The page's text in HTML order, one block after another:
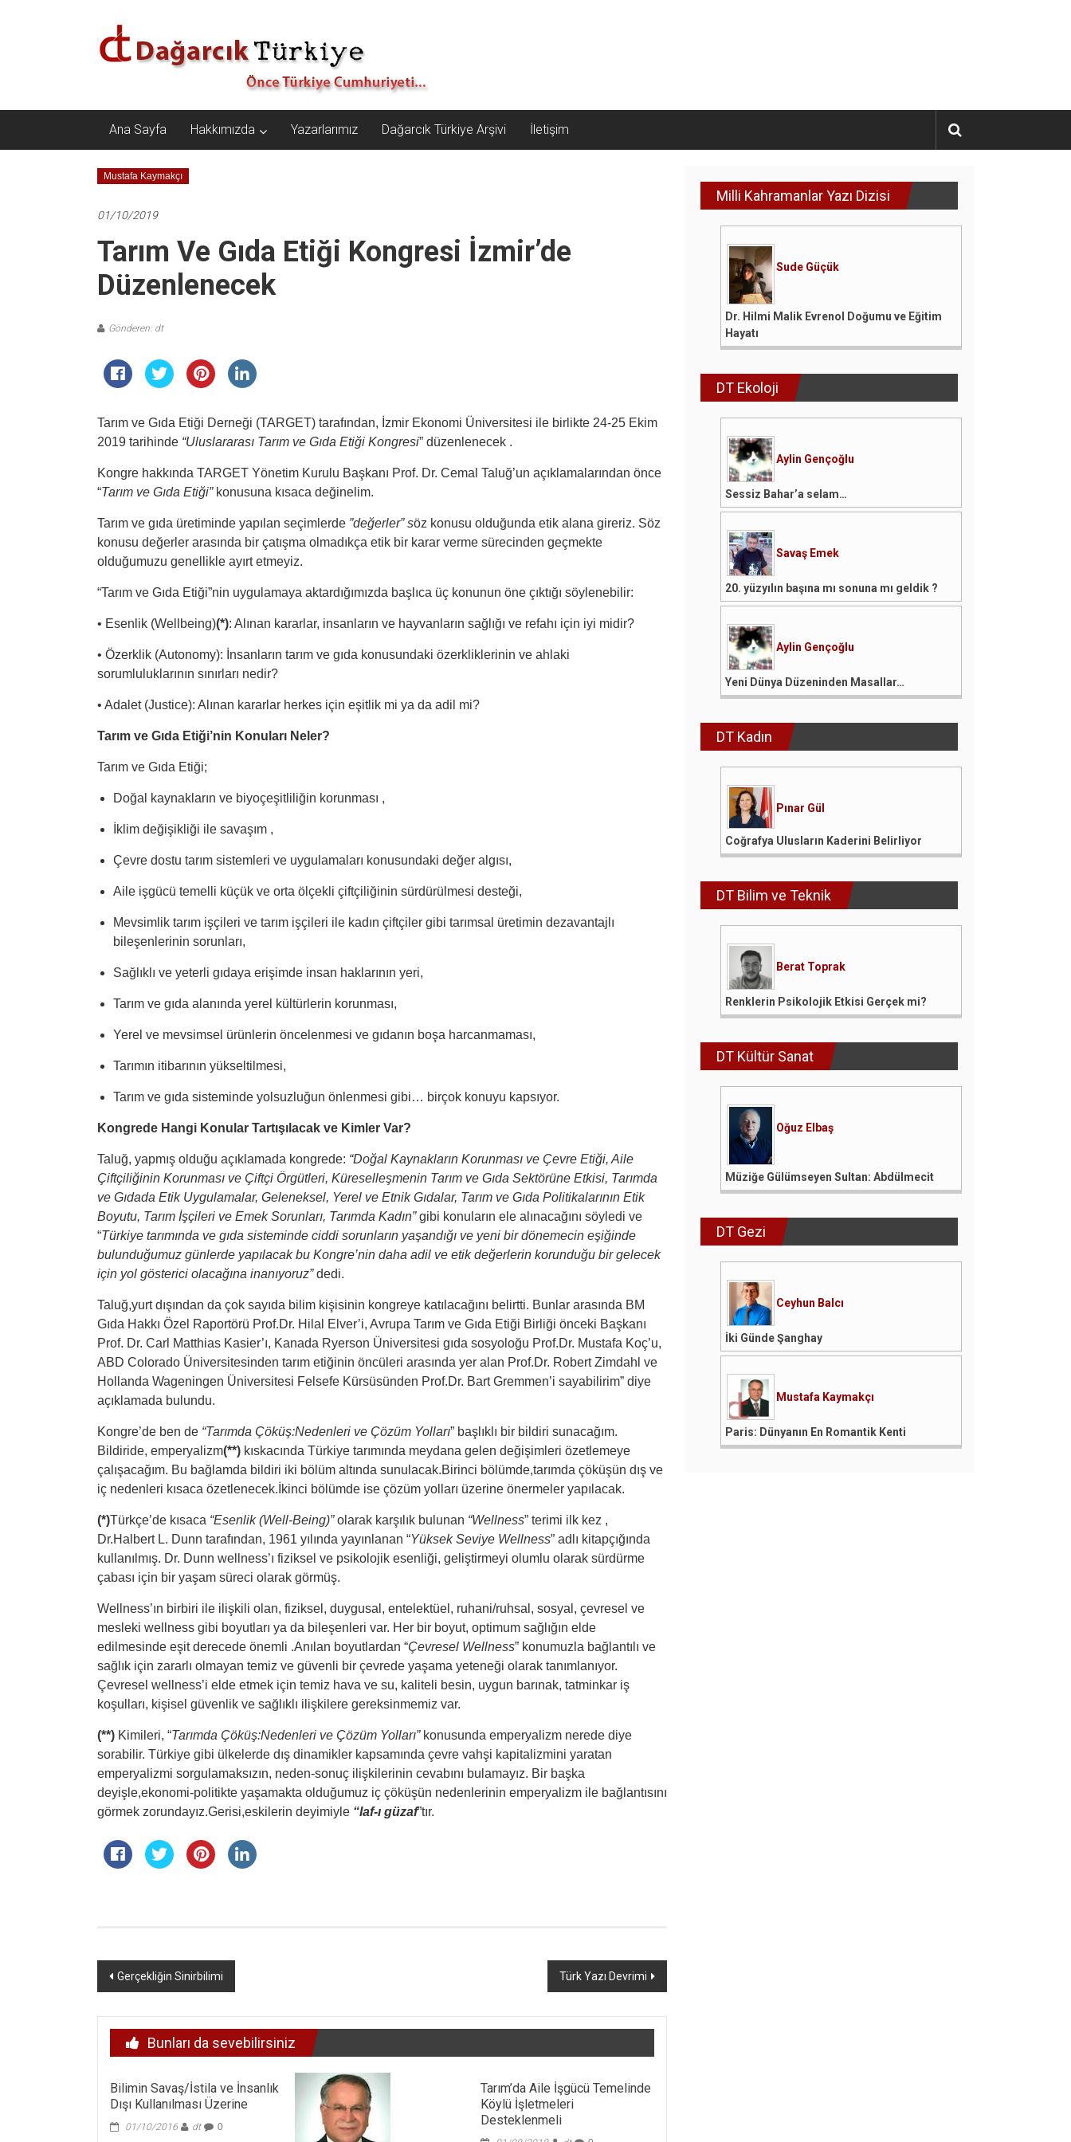
Dağarcık
Türkiye
Türkiye
Cumhuriyeti…
Ana Sayfa Hakkımızda Yazarlarımız Dağarcık Türkiye Arşivi İletişim
Mustafa Kaymakçı
01/10/2019
Tarım Ve Gıda Etiği Kongresi İzmir’de
Düzenlenecek
Gönderen: dt
Tarım ve Gıda Etiği Derneği (TARGET) tarafından, İzmir Ekonomi Üniversitesi ile birlikte 24-25 Ekim
2019 tarihinde “Uluslararası Tarım ve Gıda Etiği Kongresi” düzenlenecek .
Kongre hakkında TARGET Yönetim Kurulu Başkanı Prof. Dr. Cemal Taluğ’un açıklamalarından önce
“Tarım ve Gıda Etiği”konusuna kısaca değinelim.
Tarım ve gıda üretiminde yapılan seçimlerde ”değerler” söz konusu olduğunda etik alana gireriz. Söz
konusu değerler arasında bir çatışma olmadıkça etik bir karar verme sürecinden geçmekte
olduğumuzu genellikle ayırt etmeyiz.
“Tarım ve Gıda Etiği”nin uygulamaya aktardığımızda başlıca üç konunun öne çıktığı söylenebilir:
• Esenlik (Wellbeing)(*): Alınan kararlar, insanların ve hayvanların sağlığı ve refahı için iyi midir?
• Özerklik (Autonomy): İnsanların tarım ve gıda konusundaki özerkliklerinin ve ahlaki
sorumluluklarının sınırları nedir?
• Adalet (Justice): Alınan kararlar herkes için eşitlik mi ya da adil mi?
Tarım ve Gıda Etiği’nin Konuları Neler?
Tarım ve Gıda Etiği;
Doğal kaynakların ve biyoçeşitliliğin korunması ,
İklim değişikliği ile savaşım ,
Çevre dostu tarım sistemleri ve uygulamaları konusundaki değer algısı,
Aile işgücü temelli küçük ve orta ölçekli çiftçiliğinin sürdürülmesi desteği,
Mevsimlik tarım işçileri ve tarım işçileri ile kadın çiftçiler gibi tarımsal üretimin dezavantajlı
bileşenlerinin sorunları,
Sağlıklı ve yeterli gıdaya erişimde insan haklarının yeri,
Tarım ve gıda alanında yerel kültürlerin korunması,
Yerel ve mevsimsel ürünlerin öncelenmesi ve gıdanın boşa harcanmaması,
Tarımın itibarının yükseltilmesi,
Tarım ve gıda sisteminde yolsuzluğun önlenmesi gibi… birçok konuyu kapsıyor.
Kongrede Hangi Konular Tartışılacak ve Kimler Var?
Taluğ, yapmış olduğu açıklamada kongrede: “Doğal Kaynakların Korunması ve Çevre Etiği, Aile
Çiftçiliğinin Korunması ve Çiftçi Örgütleri, Küreselleşmenin Tarım ve Gıda Sektörüne Etkisi, Tarımda
ve Gıdada Etik Uygulamalar, Geleneksel, Yerel ve Etnik Gıdalar, Tarım ve Gıda Politikalarının Etik
Boyutu, Tarım İşçileri ve Emek Sorunları, Tarımda Kadın”gibi konuların ele alınacağını söyledi ve
“Türkiye tarımında ve gıda sisteminde ciddi sorunların yaşandığı ve yeni bir dönemecin eşiğinde
bulunduğumuz günlerde yapılacak bu Kongre’nin daha adil ve etik değerlerin korunduğu bir gelecek
için yol gösterici olacağına inanıyoruz”dedi.
Taluğ,yurt dışından da çok sayıda bilim kişisinin kongreye katılacağını belirtti. Bunlar arasında BM
Gıda Hakkı Özel Raportörü Prof.Dr. Hilal Elver’i, Avrupa Tarım ve Gıda Etiği Birliği önceki Başkanı
Prof. Dr. Carl Matthias Kasier’ı, Kanada Ryerson Üniversitesi gıda sosyoloğu Prof.Dr. Mustafa Koç’u,
ABD Colorado Üniversitesinden tarım etiğinin öncüleri arasında yer alan Prof.Dr. Robert Zimdahl ve
Hollanda Wageningen Üniversitesi Felsefe Kürsüsünden Prof.Dr. Bart Gremmen’i sayabilirim” diye
açıklamada bulundu.
Kongre’de ben de “Tarımda Çöküş:Nedenleri ve Çözüm Yolları” başlıklı bir bildiri sunacağım.
Bildiride, emperyalizm(**) kıskacında Türkiye tarımında meydana gelen değişimleri özetlemeye
çalışacağım. Bu bağlamda bildiri iki bölüm altında sunulacak.Birinci bölümde,tarımda çöküşün dış ve
iç nedenleri kısaca özetlenecek.İkinci bölümde ise çözüm yolları üzerine önermeler yapılacak.
(*)Türkçe’de kısaca “Esenlik (Well-Being)”olarak karşılık bulunan “Wellness” terimi ilk kez ,
Dr.Halbert L. Dunn tarafından, 1961 yılında yayınlanan “Yüksek Seviye Wellness” adlı kitapçığında
kullanılmış. Dr. Dunn wellness’ı fiziksel ve psikolojik esenliği, geliştirmeyi olumlu olarak sürdürme
çabası için bir yaşam süreci olarak görmüş.
Wellness’ın birbiri ile ilişkili olan, fiziksel, duygusal, entelektüel, ruhani/ruhsal, sosyal, çevresel ve
mesleki wellness gibi boyutları ya da bileşenleri var. Her bir boyut, optimum sağlığın elde
edilmesinde eşit derecede önemli .Anılan boyutlardan “Çevresel Wellness” konumuzla bağlantılı ve
sağlık için zararlı olmayan temiz ve güvenli bir çevrede yaşama yeteneği olarak tanımlanıyor.
Çevresel wellness’i elde etmek için temiz hava ve su, kaliteli besin, uygun barınak, tatminkar iş
koşulları, kişisel güvenlik ve sağlıklı ilişkilere gereksinmemiz var.
(**) Kimileri, “Tarımda Çöküş:Nedenleri ve Çözüm Yolları”konusunda emperyalizm nerede diye
sorabilir. Türkiye gibi ülkelerde dış dinamikler kapsamında çevre vahşi kapitalizmini yaratan
emperyalizmi sorgulamaksızın, neden-sonuç ilişkilerinin cevabını bulamayız. Bir başka
deyişle,ekonomi-politikte yaşamakta olduğumuz iç çöküşün nedenlerinin emperyalizm ile bağlantısını
görmek zorundayız.Gerisi,eskilerin deyimiyle “laf-ı güzaf”tır.
Yazı
Gerçekliğin Sinirbilimi Türk Yazı Devrimi
Bunları da sevebilirsiniz
Bilimin Savaş/İstila ve İnsanlık
Dışı Kullanılması Üzerine
01/10/2016 dt 0
Tarım’da Aile İşgücü Temelinde
Köylü İşletmeleri
Desteklenmeli
Milli Kahramanlar Yazı Dizisi
Sude Güçük
Dr. Hilmi Malik Evrenol Doğumu ve Eğitim
Hayatı
DT Ekoloji
Aylin Gençoğlu
Sessiz Bahar’a selam…
Savaş Emek
20. yüzyılın başına mı sonuna mı geldik ?
Aylin Gençoğlu
Yeni Dünya Düzeninden Masallar…
DT Kadın
Pınar Gül
Coğrafya Ulusların Kaderini Belirliyor
DT Bilim ve Teknik
Berat Toprak
Renklerin Psikolojik Etkisi Gerçek mi?
DT Kültür Sanat
Oğuz Elbaş
Müziğe Gülümseyen Sultan: Abdülmecit
DT Gezi
Ceyhun Balcı
İki Günde Şanghay
Mustafa Kaymakçı
Paris: Dünyanın En Romantik Kenti